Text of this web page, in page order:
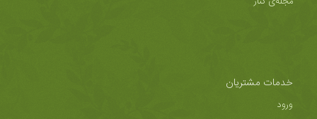
خدمات مشتریان
ورود